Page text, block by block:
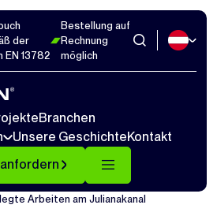
der
EN 13782
Bestellung auf
Rechnung
möglich
Branchen
Unsere GeschichteKontakt
Arbeiten am Julianakanal